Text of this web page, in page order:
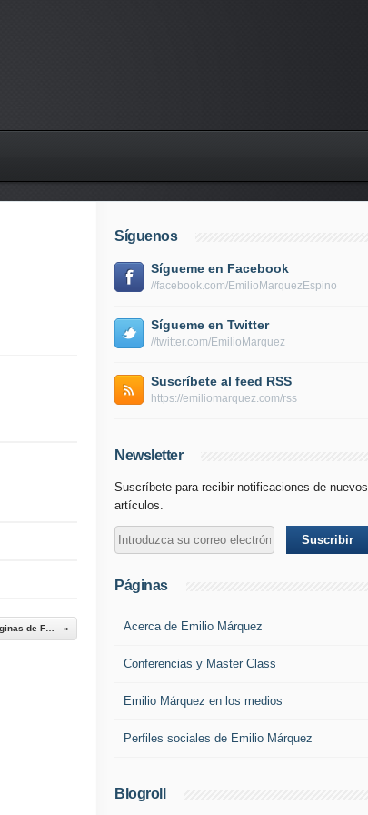
Mejoras en las bitácoras de OverBlog (importar páginas de Facebook)
Síguenos
Sígueme en Facebook
//facebook.com/EmilioMarquezEspino
Sígueme en Twitter
//twitter.com/EmilioMarquez
Suscríbete al feed RSS
https://emiliomarquez.com/rss
Newsletter
Suscríbete para recibir notificaciones de nuevos
artículos.
Páginas
Acerca de Emilio Márquez
Conferencias y Master Class
Emilio Márquez en los medios
Perfiles sociales de Emilio Márquez
Blogroll